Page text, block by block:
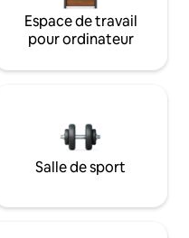
Espace de travail
pour ordinateur
Salle de sport